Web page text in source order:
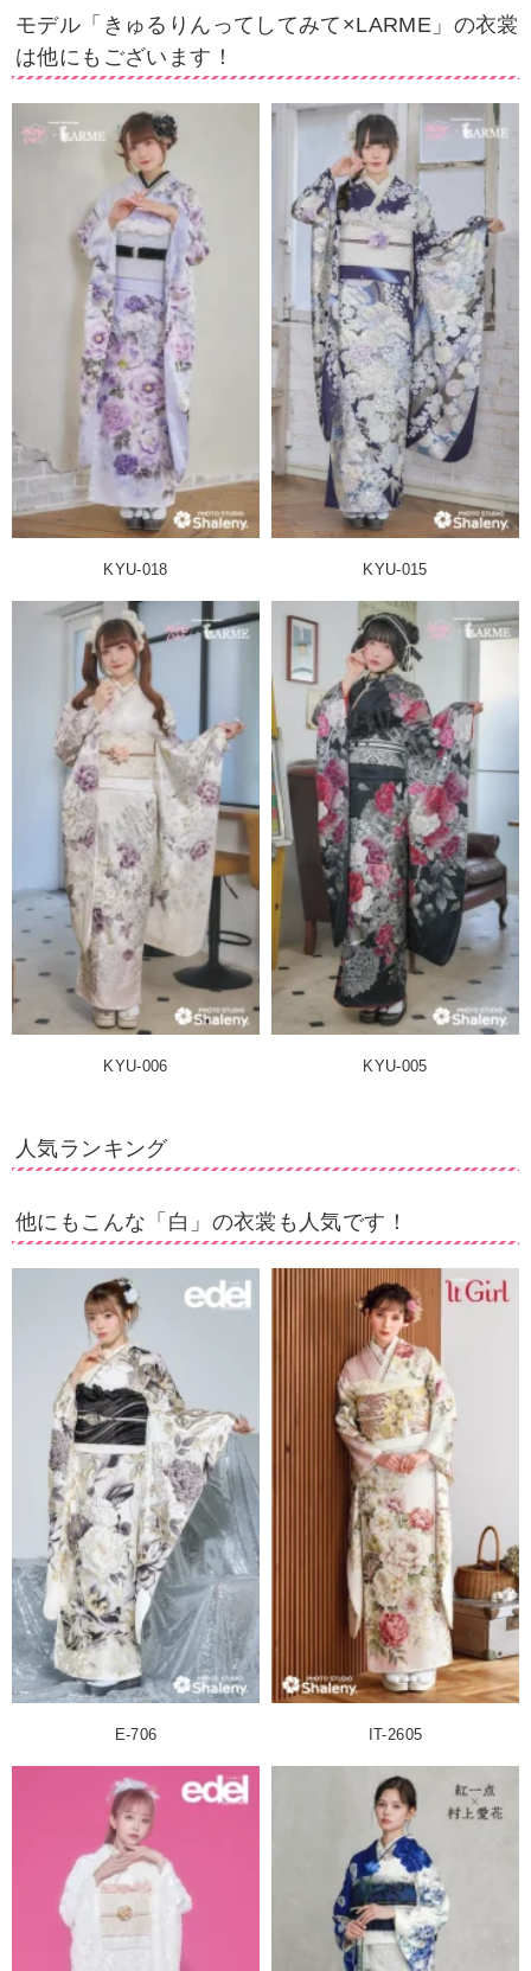
モデル「きゅるりんってしてみて×LARME」の衣裳
は他にもございます！
KYU-018 KYU-015
KYU-006 KYU-005
人気ランキング
他にもこんな「白」の衣裳も人気です！
E-706 IT-2605